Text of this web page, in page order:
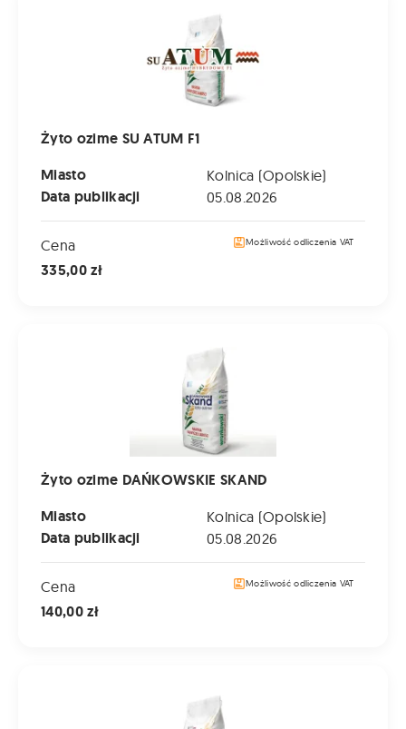
Żyto ozime SU ATUM F1
Miasto
Kolnica (Opolskie)
Data publikacji 05.08.2026
Cena
335,00 zł
Możliwość odliczenia VAT
Żyto ozime DAŃKOWSKIE SKAND
Miasto
Kolnica (Opolskie)
Data publikacji 05.08.2026
Cena
140,00 zł
Możliwość odliczenia VAT